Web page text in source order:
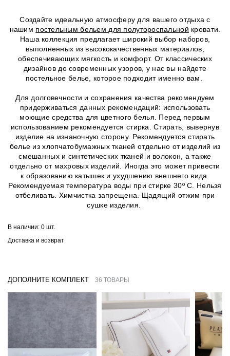
Создайте идеальную атмосферу для вашего отдыха с
нашим постельным бельем для полутороспальной кровати.
Наша коллекция предлагает широкий выбор наборов,
выполненных из высококачественных материалов,
обеспечивающих мягкость и комфорт. От классических
дизайнов до современных узоров, у нас вы найдете
постельное белье, которое подходит именно вам.
Для долговечности и сохранения качества рекомендуем
придерживаться данных рекомендаций: использовать
моющие средства для цветного белья. Перед первым
использованием рекомендуется стирка. Стирать, вывернув
изделие на изнаночную сторону. Рекомендуется стирать
белье из хлопчатобумажных тканей отдельно от изделий из
смешанных и синтетических тканей и волокон, а также
отдельно от махровых изделий. Иногда это может привести
к образованию катышек и ухудшению внешнего вида.
Рекомендуемая температура воды при стирке 30º C. Нельзя
отбеливать. Химчистка запрещена. Щадящий отжим при
сушке изделия.
В наличии: 0 шт.
Доставка и возврат
ДОПОЛНИТЕ КОМПЛЕКТ 36 ТОВАРЫ